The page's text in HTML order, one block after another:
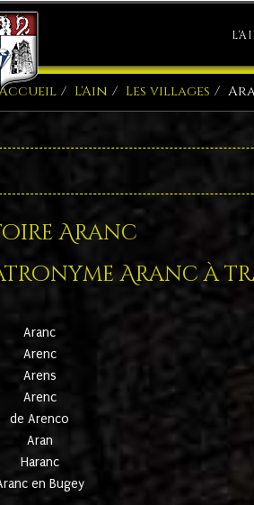
L'Ain Les villages
Aranc
Aranc à
Aranc
Arenc
Arens
Arenc
de Arenco
Aran
Haranc
en Bugey